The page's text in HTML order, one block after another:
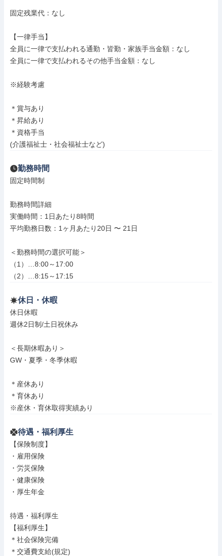
固定残業代：なし
【一律手当】
全員に一律で支払われる通勤・皆勤・家族手当金額：なし
全員に一律で支払われるその他手当金額：なし
※経験考慮
＊賞与あり
＊昇給あり
＊資格手当
(介護福祉士・社会福祉士など)
勤務時間
固定時間制
勤務時間詳細
実働時間：1日あたり8時間
平均勤務日数：1ヶ月あたり20日 〜 21日
＜勤務時間の選択可能＞
（1）…8:00～17:00
（2）…8:15～17:15
休日・休暇
休日休暇
週休2日制/土日祝休み
＜長期休暇あり＞
GW・夏季・冬季休暇
＊産休あり
＊育休あり
※産休・育休取得実績あり
待遇・福利厚生
【保険制度】
・雇用保険
・労災保険
・健康保険
・厚生年金
待遇・福利厚生
【福利厚生】
＊社会保険完備
＊交通費支給(規定)